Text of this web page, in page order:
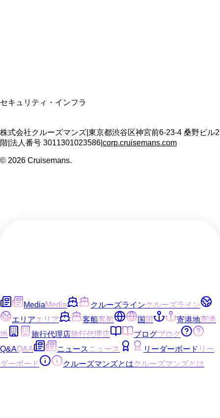
セキュリティ・インフラ
株式会社クルーズマンズ 東京都渋谷区神宮前6-23-4 桑野ビル2
階 法人番号 3011301023586 corp.cruisemans.com
© 2026 Cruisemans.
MediaMedia クルーズラインクルーズライン
エリアエリア 客船客船 国国 寄港地寄港
地
旅行代理店旅行代理店 ブログブログ
Q&AQ&A ニュース ニュース リーダーボード リー
ダーボード
クルーズマンズとはクルーズマンズとは